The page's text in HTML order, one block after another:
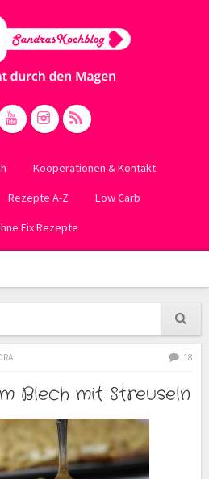
Kooperationen & Kontakt
Rezepte A-Z Low Carb
Fix Rezepte
18
Blech mit Streuseln